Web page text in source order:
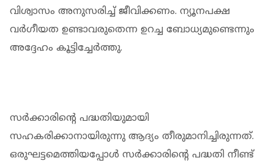
വിശ്വാസം അനുസരിച്ച് ജീവിക്കണം. ന്യൂനപക്ഷ
വര്‍ഗീയത ഉണ്ടാവരുതെന്ന ഉറച്ച ബോധ്യമുണ്ടെന്നും
അദ്ദേഹം കൂട്ടിച്ചേര്‍ത്തു.
സര്‍ക്കാരിന്റെ പദ്ധതിയുമായി
സഹകരിക്കാനായിരുന്നു ആദ്യം തീരുമാനിച്ചിരുന്നത്.
ഒരുഘട്ടമെത്തിയപ്പോള്‍ സര്‍ക്കാരിന്റെ പദ്ധതി നീണ്ട്